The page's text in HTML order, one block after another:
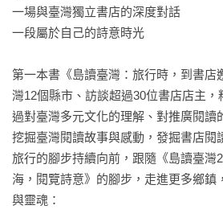
一場與臺灣獨立書店的深度對話
一段屬於自己的詩意時光
第一本書《島讀臺灣：旅行時，到書店
灣12個縣市、訪談超過30位書店店主
過對臺灣多元文化的理解、對推廣閱讀
挖掘臺灣閱讀故事與感動，發掘書店閱
旅行的腳步持續向前，跟隨《島讀臺灣
海，閱覽詩意》的腳步，走進更多鄉鎮
與靈魂：